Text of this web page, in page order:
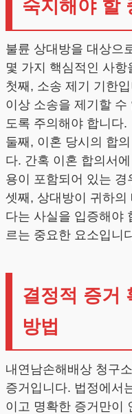
숙지해야 할
불륜 상대방을 대상으
몇 가지 핵심적인 사
첫째, 소송 제기 기한
이상 소송을 제기할
도록 주의해야 합니다.
둘째, 이혼 당시의 합
다. 간혹 이혼 합의서
용이 포함되어 있는
셋째, 상대방이 귀하의
다는 사실을 입증해야
르는 중요한 요소입니
결정적 증거
방법
내연남손해배상 청구
증거입니다. 법정에서
이고 명확한 증거만이